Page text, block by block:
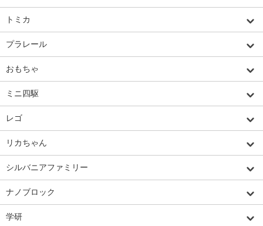
トミカ
プラレール
おもちゃ
ミニ四駆
レゴ
リカちゃん
シルバニアファミリー
ナノブロック
学研